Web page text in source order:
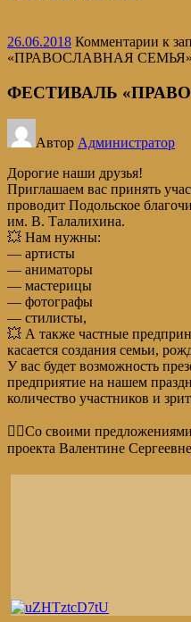
26.06.2018 Комментарии к
«ПРАВОСЛАВНАЯ СЕМЬЯ»
ФЕСТИВАЛЬ
Автор Администратор
Дорогие наши друзья!
Приглашаем вас принять
проводит Подольское
им. В. Талалихина.
💥 Нам нужны:
— артисты
— аниматоры
— мастерицы
— фотографы
— стилисты,
💥 А также частные
касается создания семьи,
У вас будет возможность
предприятие на нашем
количество участников и
🏃‍♀️Со своими
проекта Валентине Сергеевне